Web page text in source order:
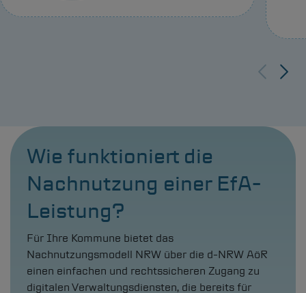
Wie funktioniert die
Nachnutzung einer EfA-
Leistung?
Für Ihre Kommune bietet das
Nachnutzungsmodell NRW über die d-NRWAöR
einen einfachen und rechtssicheren Zugang zu
digitalen Verwaltungsdiensten, die bereits für